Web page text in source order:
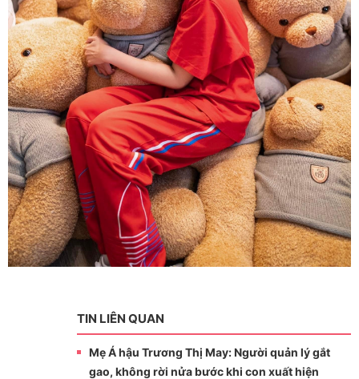
TIN LIÊN QUAN
Mẹ Á hậu Trương Thị May: Người quản lý gắt
gao, không rời nửa bước khi con xuất hiện